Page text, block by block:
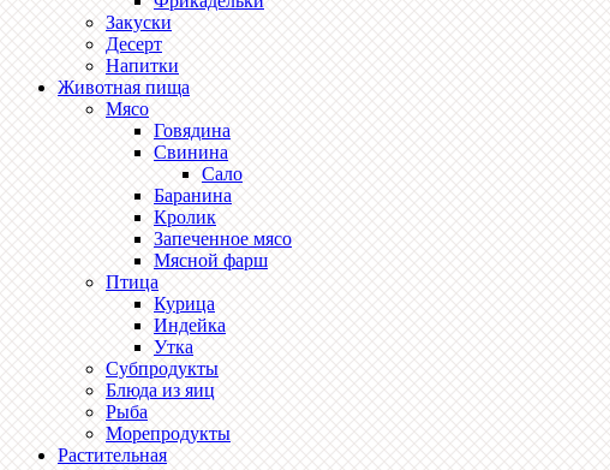
Закуски
Десерт
Напитки
Животная пища
Мясо
Говядина
Свинина
Сало
Баранина
Кролик
Запеченное мясо
Мясной фарш
Птица
Курица
Индейка
Утка
Субпродукты
Блюда из яиц
Рыба
Морепродукты
Растительная